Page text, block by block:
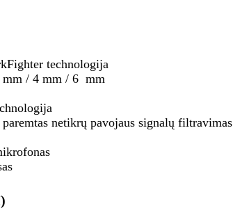
technologija
/ 4 mm / 6 mm
netikrų pavojaus signalų filtravimas